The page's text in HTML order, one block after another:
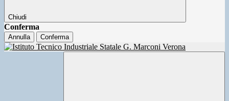
Chiudi
Conferma
Annulla Conferma